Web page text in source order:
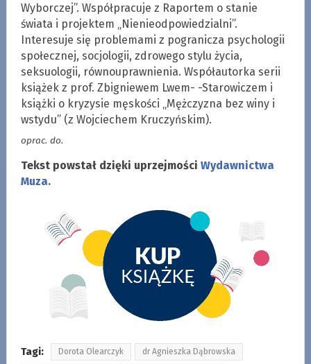
Wyborczej”. Współpracuje z Raportem o stanie
świata i projektem „Nienieodpowiedzialni”.
Interesuje się problemami z pogranicza psychologii
społecznej, socjologii, zdrowego stylu życia,
seksuologii, równouprawnienia. Współautorka serii
książek z prof. Zbigniewem Lwem- -Starowiczem i
książki o kryzysie męskości „Mężczyzna bez winy i
wstydu” (z Wojciechem Kruczyńskim).
oprac. do.
Tekst powstał dzięki uprzejmości Wydawnictwa
Muza.
Tagi: Dorota Olearczyk dr Agnieszka Dąbrowska